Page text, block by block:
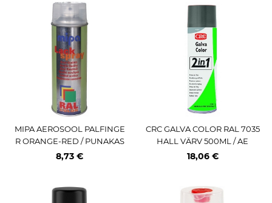
MIPA AEROSOOL PALFINGE
R ORANGE-RED / PUNAKAS
ORANZ ->2015 400ML (PRO)
8,73 €
CRC GALVA COLOR RAL 7035
HALL VÄRV 500ML / AE
18,06 €